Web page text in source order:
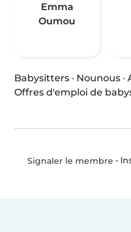
Emma
Oumou
Babysitters · Nounous ·
Offres d'emploi de
Signaler le membre •